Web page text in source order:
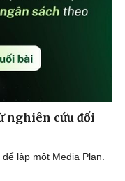
nghệ
nghiên cứu đối
lập một Media Plan.